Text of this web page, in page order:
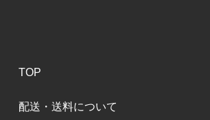
TOP
配送・送料について